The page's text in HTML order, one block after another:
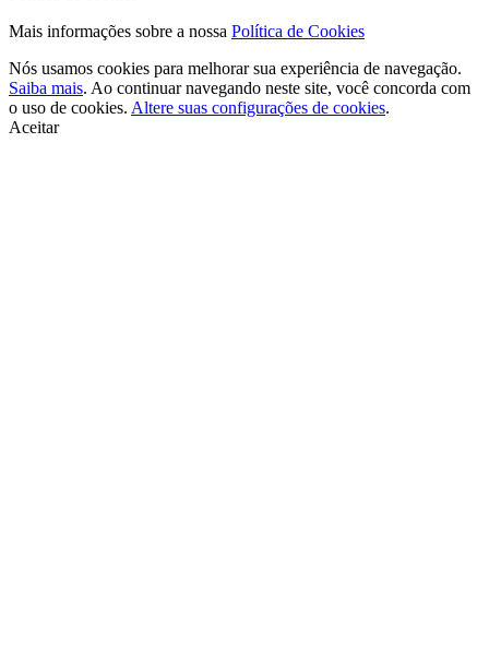
Mais informações sobre a nossa Política de Cookies
Nós usamos cookies para melhorar sua experiência de navegação.
Saiba mais. Ao continuar navegando neste site, você concorda com
o uso de cookies. Altere suas configurações de cookies.
Aceitar